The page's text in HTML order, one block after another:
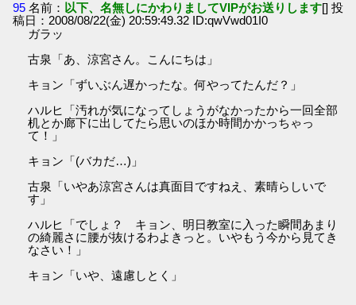
95 名前： 以下、名無しにかわりましてVIPがお送りします[] 投
稿日：2008/08/22(金) 20:59:49.32 ID:qwVwd01I0
ガラッ
古泉「あ、涼宮さん。こんにちは」
キョン「ずいぶん遅かったな。何やってたんだ？」
ハルヒ「汚れが気になってしょうがなかったから一回全部
机とか廊下に出してたら思いのほか時間かかっちゃっ
て！」
キョン「(バカだ…)」
古泉「いやあ涼宮さんは真面目ですねえ、素晴らしいで
す」
ハルヒ「でしょ？ キョン、明日教室に入った瞬間あまり
の綺麗さに腰が抜けるわよきっと。いやもう今から見てき
なさい！」
キョン「いや、遠慮しとく」